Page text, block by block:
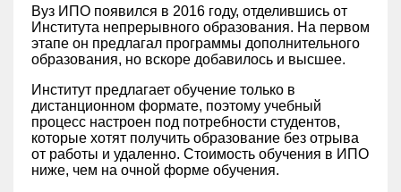
Вуз ИПО появился в 2016 году, отделившись от
Института непрерывного образования. На первом
этапе он предлагал программы дополнительного
образования, но вскоре добавилось и высшее.
Институт предлагает обучение только в
дистанционном формате, поэтому учебный
процесс настроен под потребности студентов,
которые хотят получить образование без отрыва
от работы и удаленно. Стоимость обучения в ИПО
ниже, чем на очной форме обучения.